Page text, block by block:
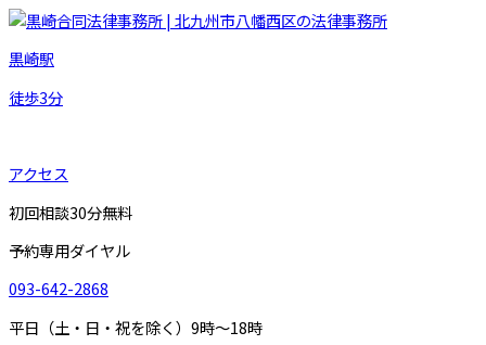
黒崎駅
徒歩3分
アクセス
初回相談30分無料
予約専用ダイヤル
093-642-2868
平日（土・日・祝を除く）9時～18時